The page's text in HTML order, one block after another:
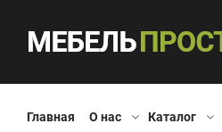
Главная О нас Каталог